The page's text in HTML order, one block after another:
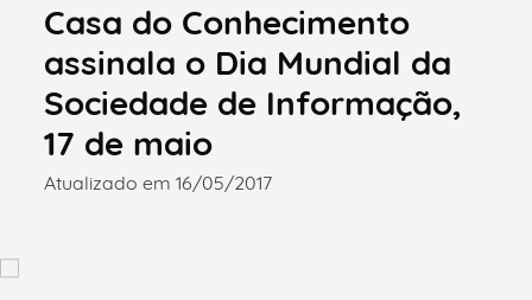
Termo de Pesquisa
Categorias gerais
Casa do Conhecimento
assinala o Dia Mundial da
Sociedade de Informação,
17 de maio
Atualizado em 16/05/2017